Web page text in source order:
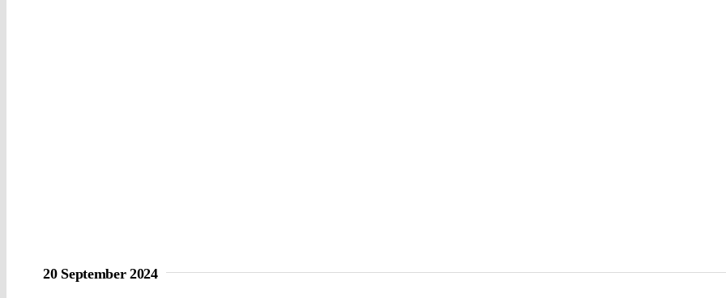
20 September 2024